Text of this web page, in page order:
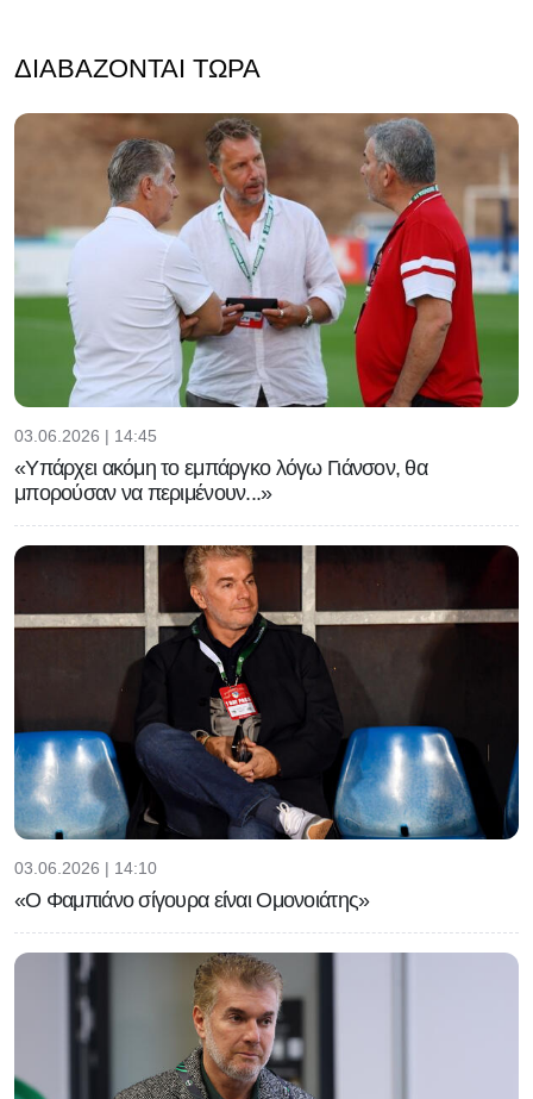
ΔΙΑΒΆΖΟΝΤΑΙ ΤΏΡΑ
03.06.2026 | 14:45
«Υπάρχει ακόμη το εμπάργκο λόγω Γιάνσον, θα
μπορούσαν να περιμένουν...»
03.06.2026 | 14:10
«Ο Φαμπιάνο σίγουρα είναι Ομονοιάτης»